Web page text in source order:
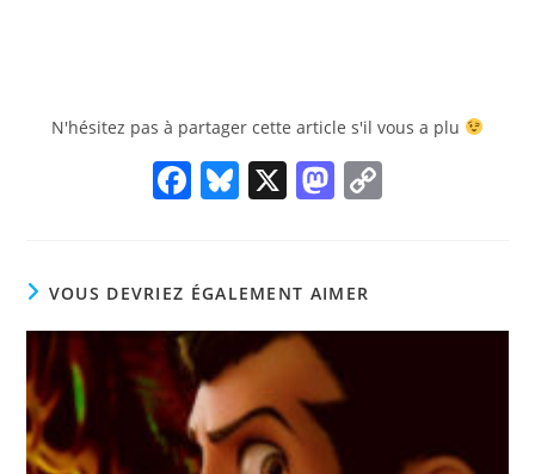
N'hésitez pas à partager cette article s'il vous a plu
F
e
b
o
o
k
Bl
sk
y
X M
o
d
n
Li
VOUS DEVRIEZ ÉGALEMENT AIMER